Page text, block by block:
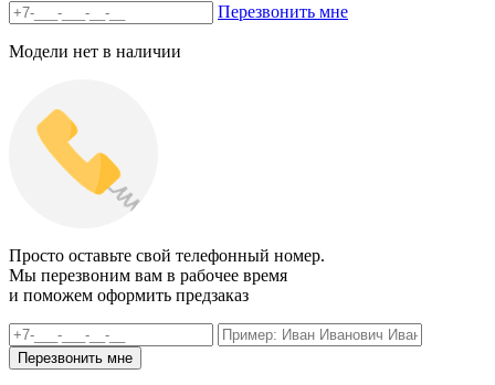
Перезвонить мне
Модели нет в наличии
Просто оставьте свой телефонный номер.
Мы перезвоним вам в рабочее время
и поможем оформить предзаказ